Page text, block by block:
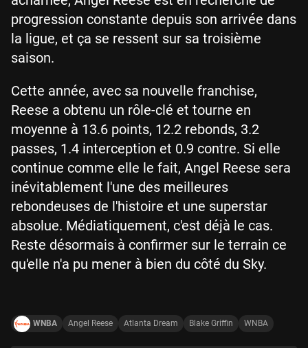
progression constante depuis son arrivée dans
la ligue, et ça se ressent sur sa troisième
saison.
Cette année, avec sa nouvelle franchise,
Reese a obtenu un rôle-clé et tourne en
moyenne à 13.6 points, 12.2 rebonds, 3.2
passes, 1.4 interception et 0.9 contre. Si elle
continue comme elle le fait, Angel Reese sera
inévitablement l'une des meilleures
rebondeuses de l'histoire et une superstar
absolue. Médiatiquement, c'est déjà le cas.
Reste désormais à confirmer sur le terrain ce
qu'elle n'a pu mener à bien du côté du Sky.
WNBA Angel Reese Atlanta Dream Blake Griffin WNBA